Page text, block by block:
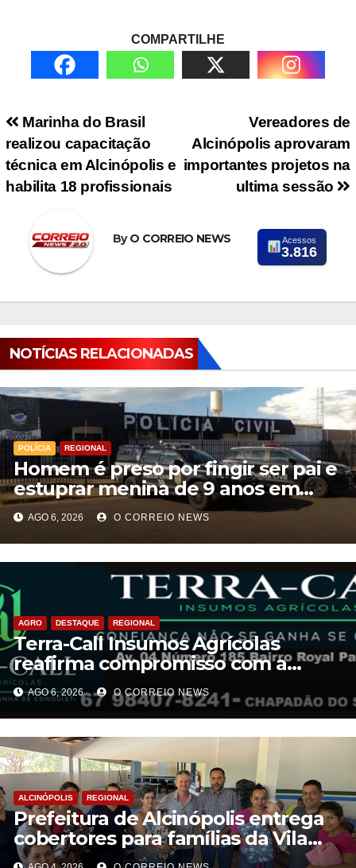
COMPARTILHE
Navegação de Post
Vereadores de
Alcinópolis aprovaram
importantes projetos na
ultima sessão
Marinha do Brasil
realizou capacitação
técnica em Alcinópolis e
habilita 18 profissionais
ByO CORREIO NEWS Acessos
3.816
NOTÍCIAS RELACIONADAS
POLÍCIA REGIONAL
Homem é preso por fingir ser pai e
estuprar menina de 9 anos em
Aparecida do Taboado
AGO 6, 2026 O CORREIO NEWS
AGRO DESTAQUE REGIONAL
Terra-Call Insumos Agrícolas
reafirma compromisso com a
qualidade do Calcário Castro PR
AGO 6, 2026 O CORREIO NEWS
ALCINÓPOLIS REGIONAL
Prefeitura de Alcinópolis entrega
cobertores para famílias da Vila
Novo Belo Horizonte